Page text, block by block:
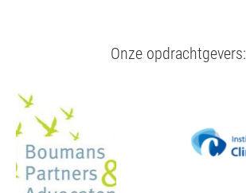
Onze opdrachtgevers: